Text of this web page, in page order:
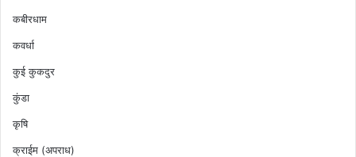
कबीरधाम
कवर्धा
कुई कुकदुर
कुंडा
कृषि
क्राईम (अपराध)